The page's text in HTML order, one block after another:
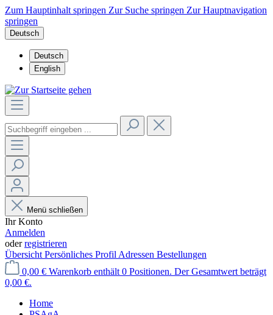
Zum Hauptinhalt springen Zur Suche springen Zur Hauptnavigation
springen
Deutsch
Deutsch
English
Menü schließen
Ihr Konto
Anmelden
oderregistrieren
Übersicht Persönliches Profil Adressen Bestellungen
0,00 € Warenkorb enthält 0 Positionen. Der Gesamtwert beträgt
0,00 €.
Home